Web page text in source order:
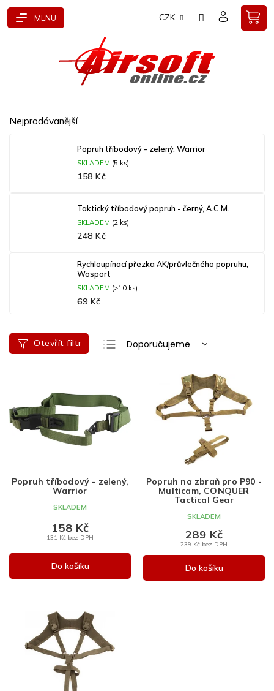
Přejít
CZK
Nejprodávanější
Popruh tříbodový - zelený, Warrior
SKLADEM (5 ks)
158 Kč
Taktický tříbodový popruh - černý, A.C.M.
SKLADEM (2 ks)
248 Kč
Rychloupínací přezka AK/průvlečného popruhu,
Wosport
SKLADEM (>10 ks)
69 Kč
Ř
a
n
í
p
r
k
Doporučujeme
Nejprodávanější
Abecedně
Otevřít filtr
i
s
p
u
Popruh tříbodový - zelený,
Warrior
SKLADEM
131 Kč bez DPH
158 Kč
Do košíku
Popruh na zbraň pro P90 -
Multicam, CONQUER
Tactical Gear
SKLADEM
239 Kč bez DPH
289 Kč
Do košíku